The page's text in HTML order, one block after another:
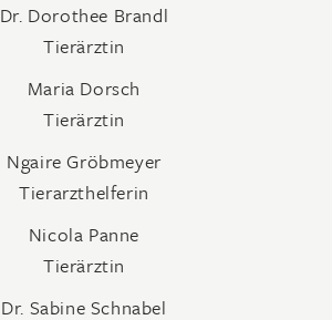
Dr. Dorothee Brandl
Tierärztin
Maria Dorsch
Tierärztin
Ngaire Gröbmeyer
Tierarzthelferin
Nicola Panne
Tierärztin
Dr. Sabine Schnabel